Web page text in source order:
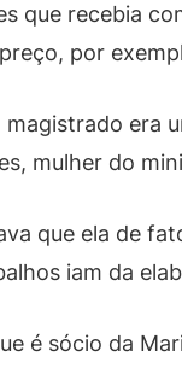
que recebia
por
magistrado era
mulher do
que ela de
iam da
é sócio da